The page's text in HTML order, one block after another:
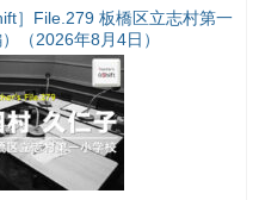
］File.279 板橋区立志村第一
（2026年8月4日）